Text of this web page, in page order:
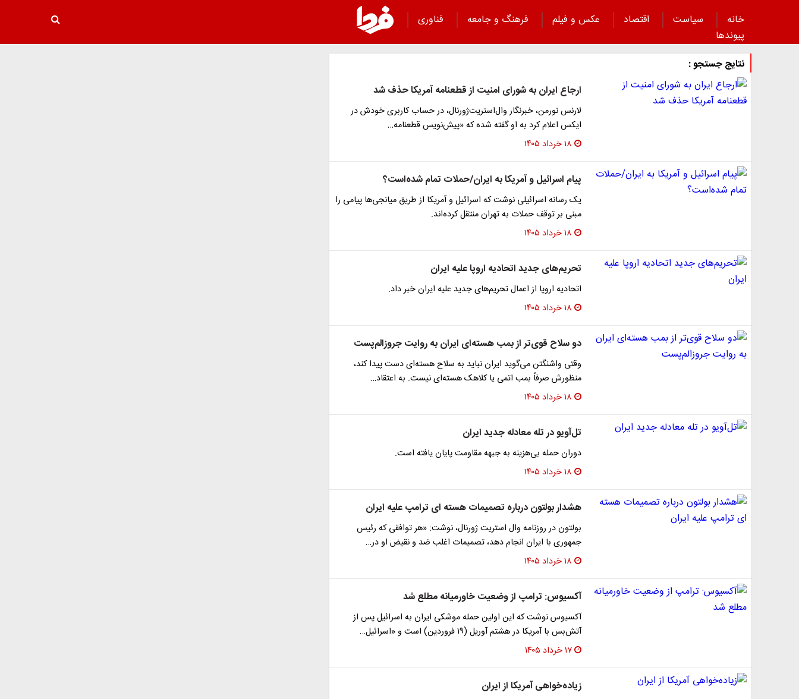
خانه سیاست اقتصاد عکس و فیلم فرهنگ و جامعه
فناوری
پیوند‌ها
نتایج جستجو :
ارجاع ایران به شورای امنیت از قطعنامه آمریکا حذف شد
لارنس نورمن، خبرنگار وال‌استریت‌ژورنال، در حساب کاربری خودش در
ایکس اعلام کرد به او گفته شده که «پیش‌نویس قطعنامه‌…
۱۸ خرداد ۱۴۰۵
پیام اسرائیل و آمریکا به ایران/حملات تمام شده‌است؟
یک رسانه اسرائیلی نوشت که اسرائیل و آمریکا از طریق میانجی‌ها پیامی را
مبنی بر توقف حملات به تهران منتقل کرده‌اند.
۱۸ خرداد ۱۴۰۵
تحریم‌های جدید اتحادیه اروپا علیه ایران
اتحادیه اروپا از اعمال تحریم‌های جدید علیه ایران خبر داد.
۱۸ خرداد ۱۴۰۵
دو سلاح قوی‌تر از بمب هسته‌ای ایران به روایت جروزالم‌پست
وقتی واشنگتن می‌گوید ایران نباید به سلاح هسته‌ای دست پیدا کند،
منظورش صرفاً بمب اتمی یا کلاهک هسته‌ای نیست. به اعتقاد…
۱۸ خرداد ۱۴۰۵
تل‌آویو در تله معادله جدید ایران
دوران حمله بی‌هزینه به جبهه مقاومت پایان یافته است.
۱۸ خرداد ۱۴۰۵
هشدار بولتون درباره تصمیمات هسته ای ترامپ علیه ایران
بولتون در روزنامه وال استریت ژورنال، نوشت: «هر توافقی که رئیس
جمهوری با ایران انجام دهد، تصمیمات اغلب ضد و نقیض او در…
۱۸ خرداد ۱۴۰۵
آکسیوس: ترامپ از وضعیت خاورمیانه مطلع شد
آکسیوس نوشت که این اولین حمله موشکی ایران به اسرائیل پس از
آتش‌بس با آمریکا در هشتم آوریل (۱۹ فروردین) است و «اسرائیل…
۱۷ خرداد ۱۴۰۵
زیاده‌خواهی آمریکا از ایران